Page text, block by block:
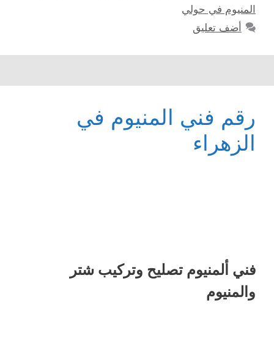
المنيوم في حولي
أضف تعليق
رقم فني المنيوم في
الزهراء
فني ألمنيوم تصليح وتركيب شتر
والمنيوم